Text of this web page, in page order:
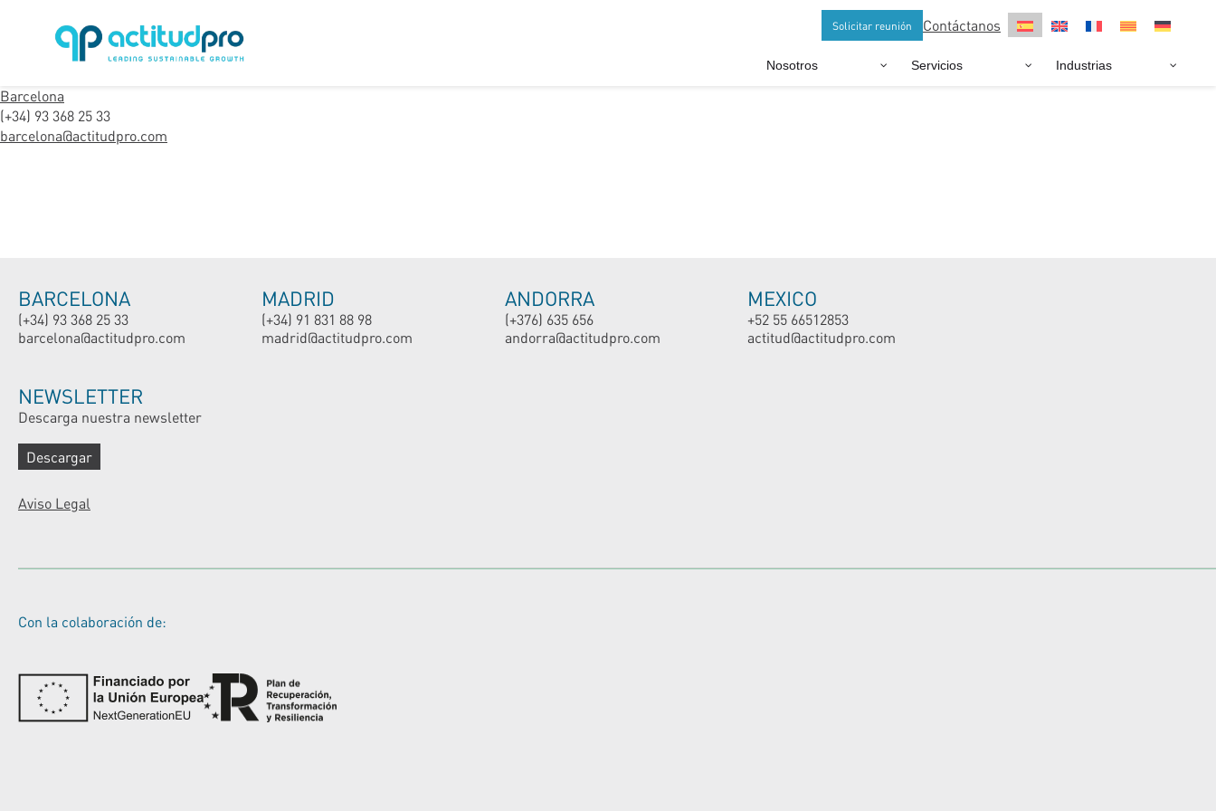
Solicitar reunión Contáctanos
Nosotros Servicios Industrias
Barcelona
(+34) 93 368 25 33
barcelona@actitudpro.com
BARCELONA
(+34) 93 368 25 33
barcelona@actitudpro.com
MADRID
(+34) 91 831 88 98
madrid@actitudpro.com
ANDORRA
(+376) 635 656
andorra@actitudpro.com
MEXICO
+52 55 66512853
actitud@actitudpro.com
NEWSLETTER
Descarga nuestra newsletter
Descargar
Aviso Legal
Con la colaboración de: